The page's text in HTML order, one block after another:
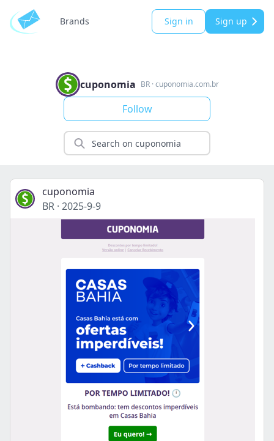
Brands Sign in Sign up
cuponomia BR·cuponomia.com.br
Follow
cuponomia
BR · 2025-9-9